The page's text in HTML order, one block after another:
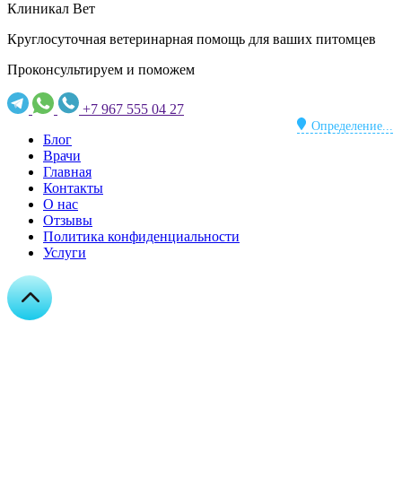
Клиникал Вет
Круглосуточная ветеринарная помощь для ваших питомцев
Проконсультируем и поможем
+7 967 555 04 27
Определение...
Блог
Врачи
Главная
Контакты
О нас
Отзывы
Политика конфиденциальности
Услуги